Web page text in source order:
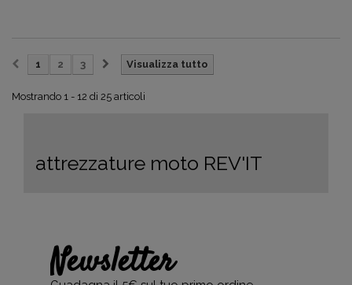
Visualizza tutto
1 2 3
Mostrando 1 - 12 di 25 articoli
attrezzature moto REV'IT
Newsletter